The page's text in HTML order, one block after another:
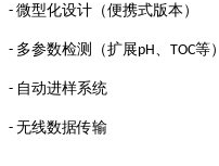
- 微型化设计（便携式版本）
- 多参数检测（扩展pH TOC等）
- 自动进样系统
- 无线数据传输